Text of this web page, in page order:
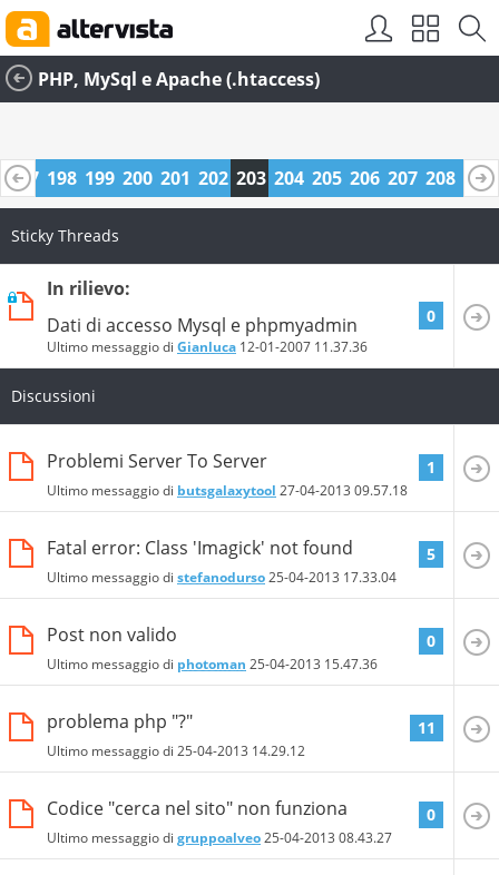
PHP, MySql e Apache (.htaccess)
197 198 199 200 201 202 203 204 205 206 207 208 209
Sticky Threads
In rilievo:
Dati di accesso Mysql e phpmyadmin
Ultimo messaggio di Gianluca 12-01-2007 11.37.36
0
Discussioni
Problemi Server To Server
Ultimo messaggio di butsgalaxytool 27-04-2013 09.57.18
1
Fatal error: Class 'Imagick' not found
Ultimo messaggio di stefanodurso25-04-2013 17.33.04
5
Post non valido
Ultimo messaggio di photoman 25-04-2013 15.47.36
0
problema php "?"
Ultimo messaggio di 25-04-2013 14.29.12
11
Codice "cerca nel sito" non funziona
Ultimo messaggio di gruppoalveo25-04-2013 08.43.27
0